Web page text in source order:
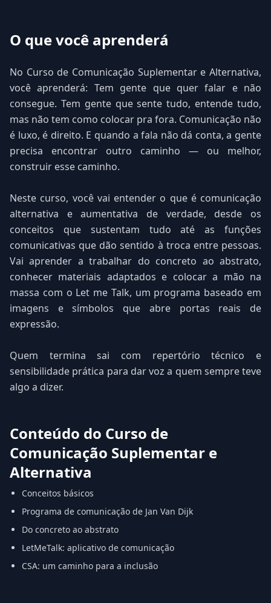
O que você aprenderá
No Curso de Comunicação Suplementar e Alternativa,
você aprenderá: Tem gente que quer falar e não
consegue. Tem gente que sente tudo, entende tudo,
mas não tem como colocar pra fora. Comunicação não
é luxo, é direito. E quando a fala não dá conta, a gente
precisa encontrar outro caminho — ou melhor,
construir esse caminho.
Neste curso, você vai entender o que é comunicação
alternativa e aumentativa de verdade, desde os
conceitos que sustentam tudo até as funções
comunicativas que dão sentido à troca entre pessoas.
Vai aprender a trabalhar do concreto ao abstrato,
conhecer materiais adaptados e colocar a mão na
massa com o Let me Talk, um programa baseado em
imagens e símbolos que abre portas reais de
expressão.
Quem termina sai com repertório técnico e
sensibilidade prática para dar voz a quem sempre teve
algo a dizer.
Conteúdo do Curso de
Comunicação Suplementar e
Alternativa
Conceitos básicos
Programa de comunicação de Jan Van Dijk
Do concreto ao abstrato
LetMeTalk: aplicativo de comunicação
CSA: um caminho para a inclusão